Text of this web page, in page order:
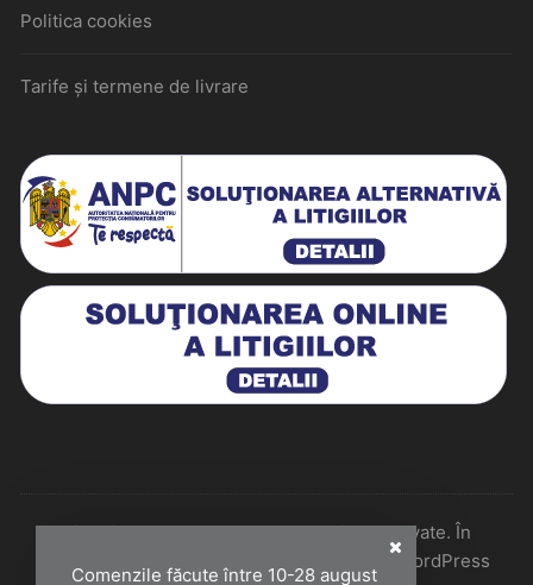
Comenzile făcute între 10-28 august
Politica cookies
Tarife și termene de livrare
Historiarum 2026 - Toate drepturile rezervate. În
colaborare cu Perfect Pixel & Mentenanță WordPress